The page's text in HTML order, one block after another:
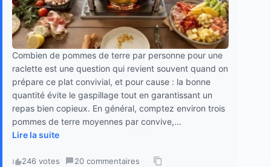
Combien de pommes de terre par personne pour une
raclette est une question qui revient souvent quand on
prépare ce plat convivial, et pour cause : la bonne
quantité évite le gaspillage tout en garantissant un
repas bien copieux. En général, comptez environ trois
pommes de terre moyennes par convive,...
Lire la suite
246 votes · 20 commentaires ·